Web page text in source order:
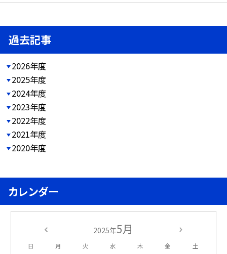
過去記事
2026年度
2025年度
2024年度
2023年度
2022年度
2021年度
2020年度
カレンダー
2025年5月
日 月 火 水 木 金 土